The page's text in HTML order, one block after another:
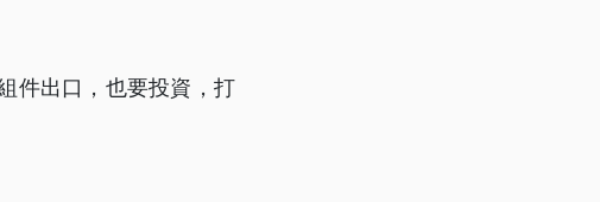
件出口，也要投資，打